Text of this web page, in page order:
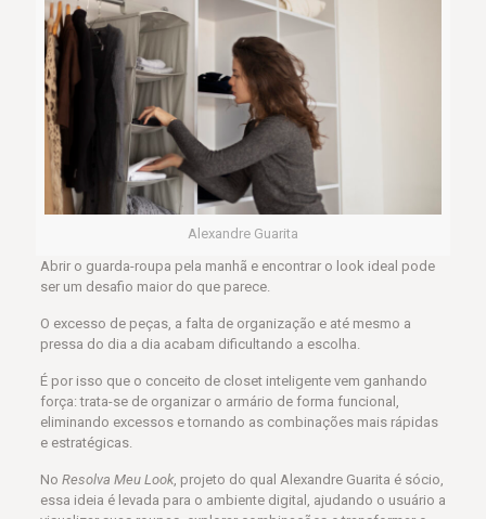
Alexandre Guarita
Abrir o guarda-roupa pela manhã e encontrar o look ideal pode
ser um desafio maior do que parece.
O excesso de peças, a falta de organização e até mesmo a
pressa do dia a dia acabam dificultando a escolha.
É por isso que o conceito de closet inteligente vem ganhando
força: trata-se de organizar o armário de forma funcional,
eliminando excessos e tornando as combinações mais rápidas
e estratégicas.
No Resolva Meu Look, projeto do qual Alexandre Guarita é sócio,
essa ideia é levada para o ambiente digital, ajudando o usuário a